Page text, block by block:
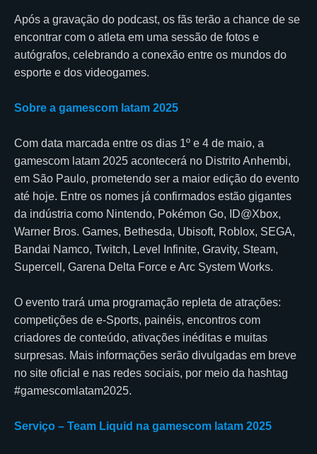
Após a gravação do podcast, os fãs terão a chance de se
encontrar com o atleta em uma sessão de fotos e
autógrafos, celebrando a conexão entre os mundos do
esporte e dos videogames.
Sobre a gamescom latam 2025
Com data marcada entre os dias 1º e 4 de maio, a
gamescom latam 2025 acontecerá no Distrito Anhembi,
em São Paulo, prometendo ser a maior edição do evento
até hoje. Entre os nomes já confirmados estão gigantes
da indústria como Nintendo, Pokémon Go, ID@Xbox,
Warner Bros. Games, Bethesda, Ubisoft, Roblox, SEGA,
Bandai Namco, Twitch, Level Infinite, Gravity, Steam,
Supercell, Garena Delta Force e Arc System Works.
O evento trará uma programação repleta de atrações:
competições de e-Sports, painéis, encontros com
criadores de conteúdo, ativações inéditas e muitas
surpresas. Mais informações serão divulgadas em breve
no site oficial e nas redes sociais, por meio da hashtag
#gamescomlatam2025.
Serviço – Team Liquid na gamescom latam 2025